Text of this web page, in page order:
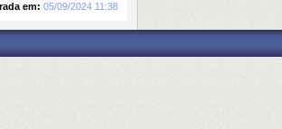
em: 05/09/2024 11:38